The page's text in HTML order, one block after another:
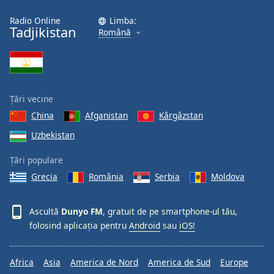
Opacity
Caption
Area
Color
Opacity
Font
Size
Text
Style
Radio Online
Tadjikistan
Limba:
Română
Țări vecine
China
Afganistan
Kârgâzstan
Uzbekistan
Țări populare
Grecia
România Serbia Moldova
Ascultă Dunyo FM, gratuit de pe smartphone-ul tău,
folosind aplicația pentru Android sau iOS!
Africa Asia America de Nord America de Sud
Europe